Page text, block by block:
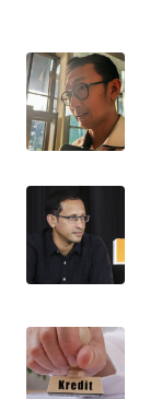
WN
JATENG
NUSANTARA
WN
JOGJA
WN
JATIM